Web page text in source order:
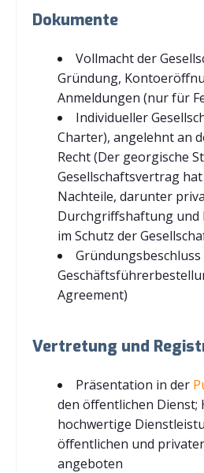
Dokumente
Vollmacht der
Gründung,
Anmeldungen (nur für
Individueller
Charter), angelehnt an
Recht (Der georgische
Gesellschaftsvertrag
Nachteile, darunter
Durchgriffshaftung und
im Schutz der
Gründungsbeschluss
Agreement)
Vertretung und
Präsentation in der
den öffentlichen Dienst;
hochwertige
öffentlichen und
angeboten